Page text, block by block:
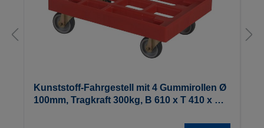
Kunststoff-Fahrgestell mit 4 Gummirollen Ø
100mm, Tragkraft 300kg, B 610 x T 410 x H